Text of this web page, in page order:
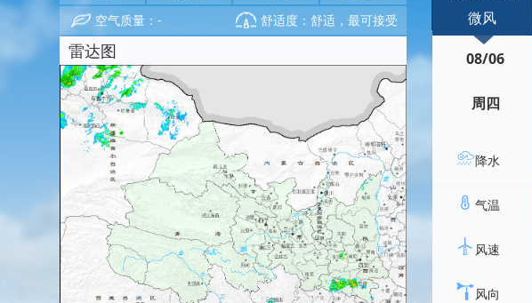
空气质量：- 舒适度：舒适，最可接受
雷达图
微风
08/06
周四
降水
气温
风速
风向